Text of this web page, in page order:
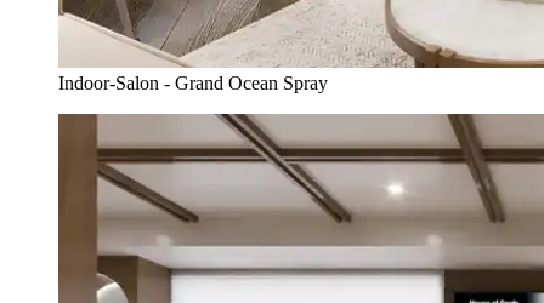
Indoor-Salon - Grand Ocean Spray